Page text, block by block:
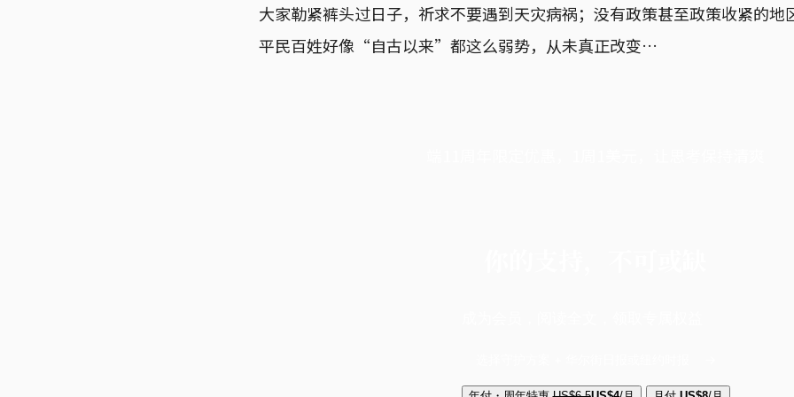
大家勒紧裤头过日子，祈求不要遇到天灾病祸；没有政策甚至政策收紧的地
平民百姓好像“自古以来”都这么弱势，从未真正改变…